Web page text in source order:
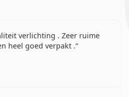
verlichting . Zeer ruime
heel goed verpakt .